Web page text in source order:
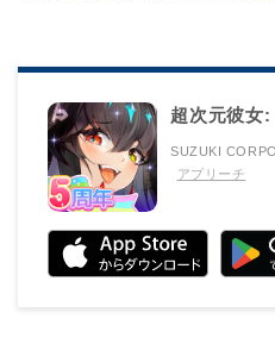
超次元彼女:
SUZUKI
アプリーチ